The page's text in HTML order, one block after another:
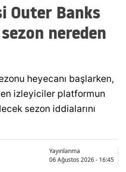
Outer Banks
nereden
heyecanı başlarken,
izleyiciler platformun
sezon iddialarını
Yayınlanma
06 Ağustos 2026 - 16:45